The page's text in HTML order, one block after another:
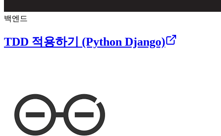
백엔드
TDD 적용하기 (Python Django)